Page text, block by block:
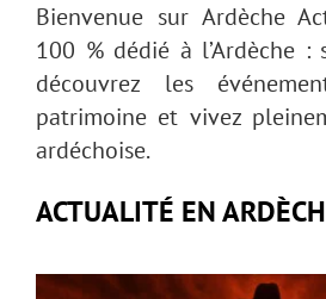
Bienvenue sur Ardèche
100 % dédié à l’Ardèche :
découvrez les
patrimoine et vivez
ardéchoise.
ACTUALITÉ EN